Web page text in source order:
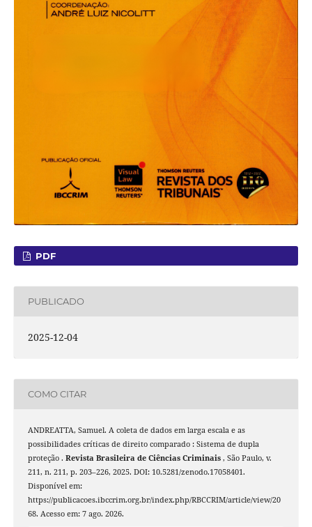
PDF
PUBLICADO
2025-12-04
COMO CITAR
ANDREATTA, Samuel. A coleta de dados em larga escala e as
possibilidades críticas de direito comparado : Sistema de dupla
proteção . Revista Brasileira de Ciências Criminais , São Paulo, v.
211, n. 211, p. 203–226, 2025. DOI: 10.5281/zenodo.17058401.
Disponível em:
https://publicacoes.ibccrim.org.br/index.php/RBCCRIM/article/view/20
68. Acesso em: 7 ago. 2026.